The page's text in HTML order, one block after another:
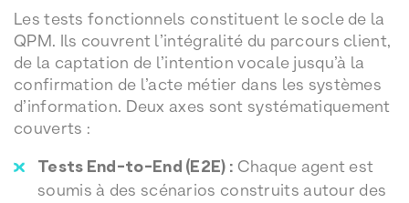
Les tests fonctionnels constituent le socle de la
QPM. Ils couvrent l’intégralité du parcours client,
de la captation de l’intention vocale jusqu’à la
confirmation de l’acte métier dans les systèmes
d’information. Deux axes sont systématiquement
couverts :
Tests End-to-End (E2E) : Chaque agent est
soumis à des scénarios construits autour des